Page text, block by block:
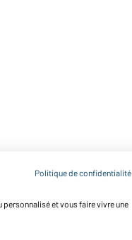
Politique de confidentialité
et vous faire vivre une